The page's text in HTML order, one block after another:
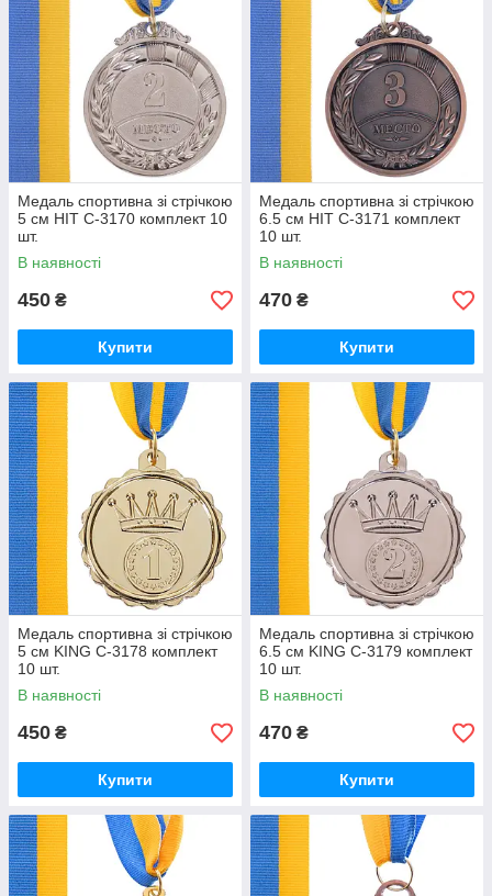
Медаль спортивна зі стрічкою
5 см HIT C-3170 комплект 10
шт.
В наявності
450 ₴
Купити
Медаль спортивна зі стрічкою
6.5 см HIT C-3171 комплект
10 шт.
В наявності
470 ₴
Купити
Медаль спортивна зі стрічкою
5 см KING C-3178 комплект
10 шт.
В наявності
450 ₴
Купити
Медаль спортивна зі стрічкою
6.5 см KING C-3179 комплект
10 шт.
В наявності
470 ₴
Купити